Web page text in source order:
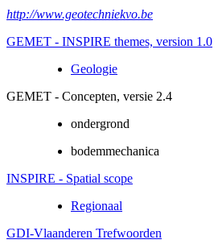
http://www.geotechniekvo.be
GEMET - INSPIRE themes, version 1.0
Geologie
GEMET - Concepten, versie 2.4
ondergrond
bodemmechanica
INSPIRE - Spatial scope
Regionaal
GDI-Vlaanderen Trefwoorden